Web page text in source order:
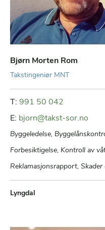
Bjørn Morten Rom
Takstingeniør MNT
T: 991 50 042
E: bjorn@takst-sor.no
Byggeledelse,
Forbesiktigelse, Kontroll av
Reklamasjonsrapport,
Lyngdal